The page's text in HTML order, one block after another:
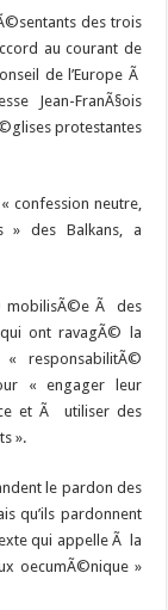
des trois
au courant de
de l’Europe Ã
Jean-FranÃ§ois
protestantes
confession neutre,
» des Balkans, a
mobilisÃ©e Ã des
ont ravagÃ© la
responsabilitÃ©
« engager leur
et Ã utiliser des
».
le pardon des
qu’ils pardonnent
qui appelle Ã la
oecumÃ©nique »